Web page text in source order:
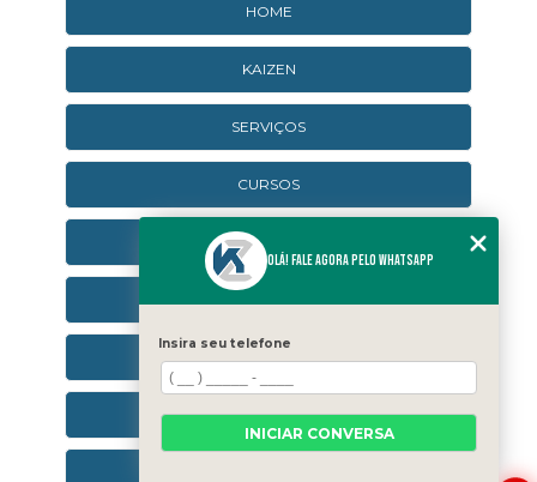
HOME
KAIZEN
SERVIÇOS
CURSOS
CURSOS ONLINE
CONTATO
CATEGORIAS
Olá! Fale agora pelo WhatsApp
Insira seu telefone
INICIAR CONVERSA